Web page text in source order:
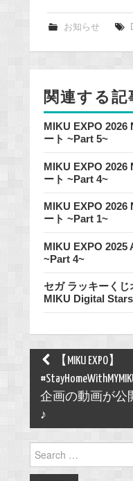
e
k
お知らせ
関連する記
MIKU EXPO 2026
ート ~Part 5~
MIKU EXPO 2026
ート ~Part 4~
MIKU EXPO 2026
ート ~Part 1~
MIKU EXPO 2025
~Part 4~
セガ ラッキーく
MIKU Digital Stars
Post
navigation
【MIKU EXPO】
企画の動画が公
♪
for: